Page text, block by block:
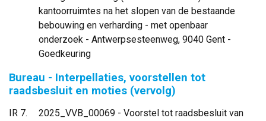
kantoorruimtes na het slopen van de bestaande
bebouwing en verharding - met openbaar
onderzoek - Antwerpsesteenweg, 9040 Gent -
Goedkeuring
Bureau - Interpellaties, voorstellen tot
raadsbesluit en moties (vervolg)
IR 7
2025_VVB_00069 - Voorstel tot raadsbesluit van